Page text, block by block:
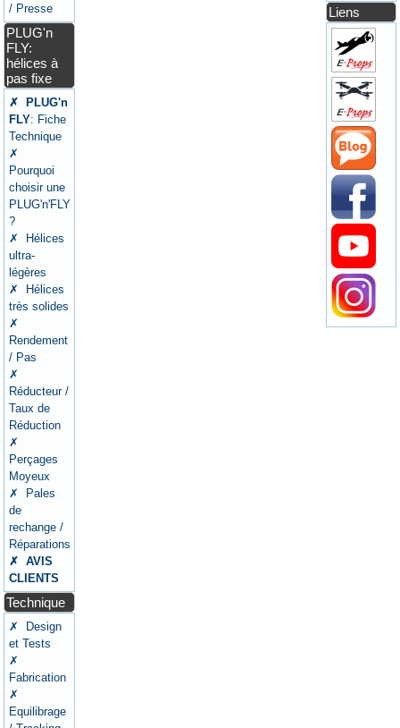
/ Presse
PLUG'n
FLY:
hélices à
pas fixe
✗ PLUG'n
FLY: Fiche
Technique
✗
Pourquoi
choisir une
PLUG'n'FLY
?
✗ Hélices
ultra-
légères
✗ Hélices
très solides
✗
Rendement
/ Pas
✗
Réducteur /
Taux de
Réduction
✗
Perçages
Moyeux
✗ Pales
de
rechange /
Réparations
✗ AVIS
CLIENTS
Technique
✗ Design
et Tests
✗
Fabrication
✗
Equilibrage
Liens